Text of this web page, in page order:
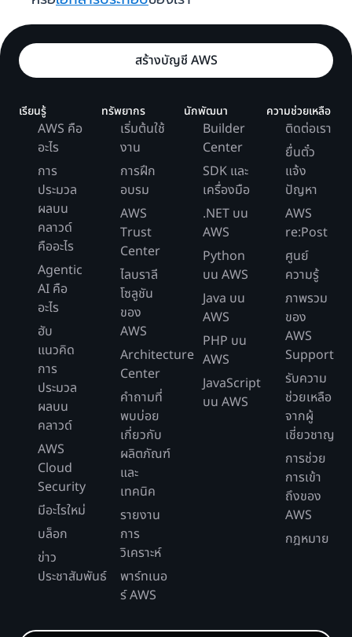
สร้างบัญชี AWS
เรียนรู้
AWS คือ
อะไร
การ
ประมวล
ผลบน
คลาวด์
คืออะไร
Agentic
AI คือ
อะไร
ฮับ
แนวคิด
การ
ประมวล
ผลบน
คลาวด์
AWS
Cloud
Security
มีอะไรใหม่
บล็อก
ข่าว
ประชาสัมพันธ์
ทรัพยากร
เริ่มต้นใช้
งาน
การฝึก
อบรม
AWS
Trust
Center
ไลบราลี
โซลูชัน
ของ
AWS
Architecture
Center
คำถามที่
พบบ่อย
เกี่ยวกับ
ผลิตภัณฑ์
และ
เทคนิค
รายงาน
การ
วิเคราะห์
พาร์ทเนอ
ร์ AWS
นักพัฒนา
Builder
Center
SDK และ
เครื่องมือ
.NET บน
AWS
Python
บน AWS
Java บน
AWS
PHP บน
AWS
JavaScript
บน AWS
ความช่วยเหลือ
ติดต่อเรา
ยื่นตั๋ว
แจ้ง
ปัญหา
AWS
re:Post
ศูนย์
ความรู้
ภาพรวม
ของ
AWS
Support
รับความ
ช่วยเหลือ
จากผู้
เชี่ยวชาญ
การช่วย
การเข้า
ถึงของ
AWS
กฎหมาย